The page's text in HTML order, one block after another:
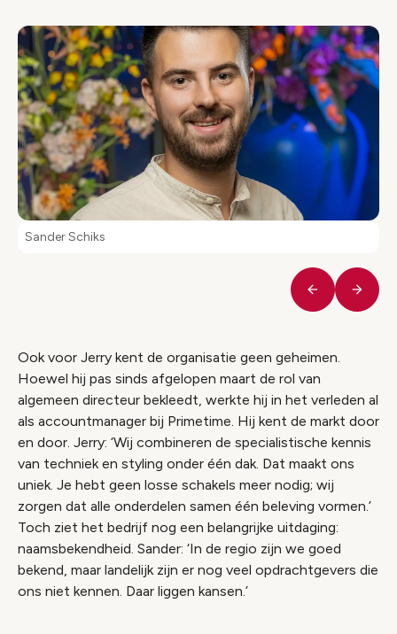
Sander Schiks
Vorige
Ook voor Jerry kent de organisatie geen geheimen.
Hoewel hij pas sinds afgelopen maart de rol van
algemeen directeur bekleedt, werkte hij in het verleden al
als accountmanager bij Primetime. Hij kent de markt door
en door. Jerry: ‘Wij combineren de specialistische kennis
van techniek en styling onder één dak. Dat maakt ons
uniek. Je hebt geen losse schakels meer nodig; wij
zorgen dat alle onderdelen samen één beleving vormen.’
Toch ziet het bedrijf nog een belangrijke uitdaging:
naamsbekendheid. Sander: ‘In de regio zijn we goed
bekend, maar landelijk zijn er nog veel opdrachtgevers die
ons niet kennen. Daar liggen kansen.’